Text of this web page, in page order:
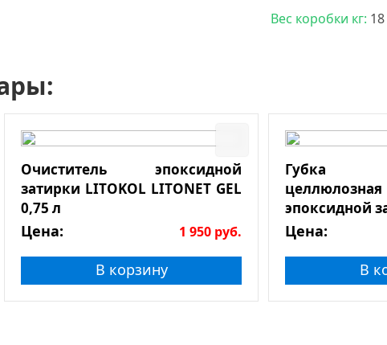
Вес коробки кг: 18
Очиститель эпоксидной
затирки LITOKOL LITONET GEL
0,75 л
Цена: 1 950 руб.
В корзину
Губка
эпоксидной
Цена:
В